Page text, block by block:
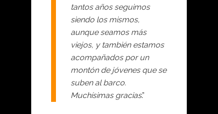
tantos años seguimos
siendo los mismos,
aunque seamos más
viejos, y también estamos
acompañados por un
montón de jóvenes que se
suben al barco.
Muchísimas gracias.”